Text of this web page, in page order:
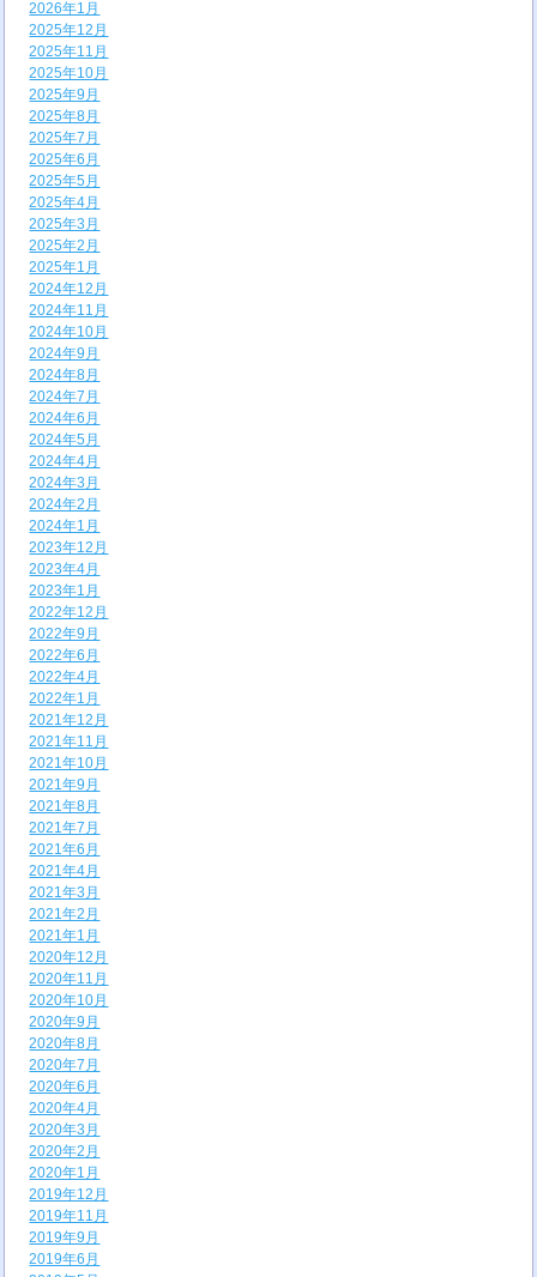
2026年1月
2025年12月
2025年11月
2025年10月
2025年9月
2025年8月
2025年7月
2025年6月
2025年5月
2025年4月
2025年3月
2025年2月
2025年1月
2024年12月
2024年11月
2024年10月
2024年9月
2024年8月
2024年7月
2024年6月
2024年5月
2024年4月
2024年3月
2024年2月
2024年1月
2023年12月
2023年4月
2023年1月
2022年12月
2022年9月
2022年6月
2022年4月
2022年1月
2021年12月
2021年11月
2021年10月
2021年9月
2021年8月
2021年7月
2021年6月
2021年4月
2021年3月
2021年2月
2021年1月
2020年12月
2020年11月
2020年10月
2020年9月
2020年8月
2020年7月
2020年6月
2020年4月
2020年3月
2020年2月
2020年1月
2019年12月
2019年11月
2019年9月
2019年6月